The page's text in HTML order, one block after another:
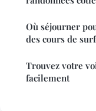
Où séjourner
des cours de
Trouvez votre
facilement